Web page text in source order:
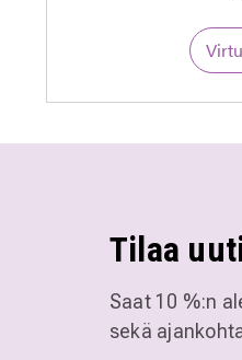
Tilaa
Saat 10 %:n
sekä